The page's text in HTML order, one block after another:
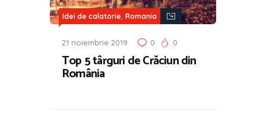
Idei de calatorie Romania
21 noiembrie 2019 0 0
Top 5 târguri de Crăciun din
România